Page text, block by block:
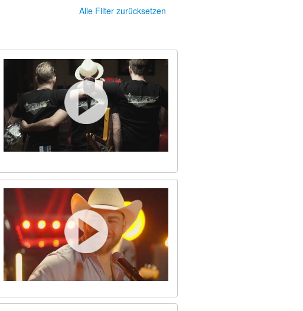
Alle Filter zurücksetzen